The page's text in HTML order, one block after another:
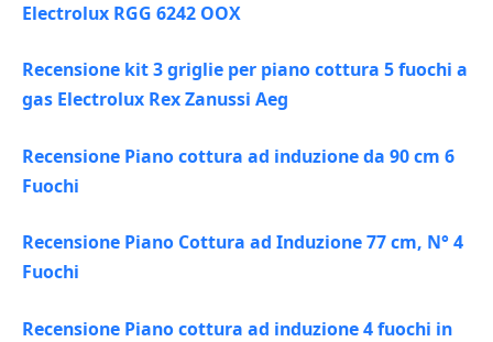
Electrolux RGG 6242 OOX
Recensione kit 3 griglie per piano cottura 5 fuochi a
gas Electrolux Rex Zanussi Aeg
Recensione Piano cottura ad induzione da 90 cm 6
Fuochi
Recensione Piano Cottura ad Induzione 77 cm, N° 4
Fuochi
Recensione Piano cottura ad induzione 4 fuochi in